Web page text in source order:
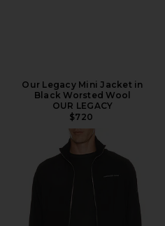
Our Legacy Mini Jacket in
Black Worsted Wool
OUR LEGACY
$720